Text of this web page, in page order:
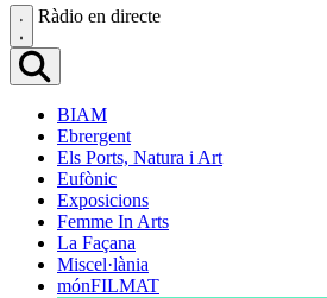
Ràdio en directe
BIAM
Ebrergent
Els Ports, Natura i Art
Eufònic
Exposicions
Femme In Arts
La Façana
Miscel·lània
mónFILMAT